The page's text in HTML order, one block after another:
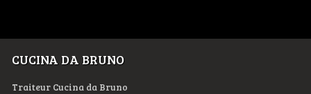
CUCINA DA BRUNO
Traiteur Cucina da Bruno